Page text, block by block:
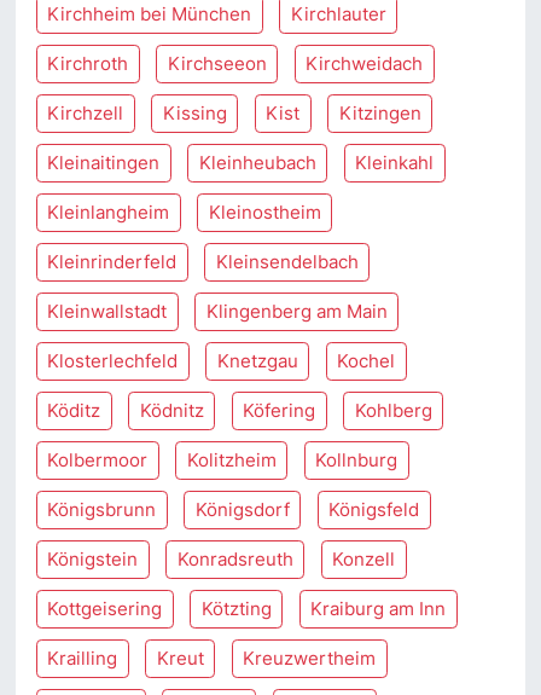
Kirchheim bei München Kirchlauter
Kirchroth Kirchseeon Kirchweidach
Kirchzell Kissing Kist Kitzingen
Kleinaitingen Kleinheubach Kleinkahl
Kleinlangheim Kleinostheim
Kleinrinderfeld Kleinsendelbach
Kleinwallstadt Klingenberg am Main
Klosterlechfeld Knetzgau Kochel
Köditz Ködnitz Köfering Kohlberg
Kolbermoor Kolitzheim Kollnburg
Königsbrunn Königsdorf Königsfeld
Königstein Konradsreuth Konzell
Kottgeisering Kötzting Kraiburg am Inn
Krailling Kreut Kreuzwertheim